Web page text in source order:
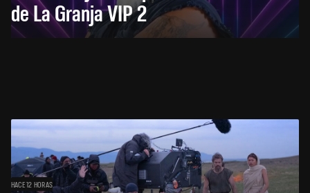
de La Granja VIP 2
HACE 12 HORAS